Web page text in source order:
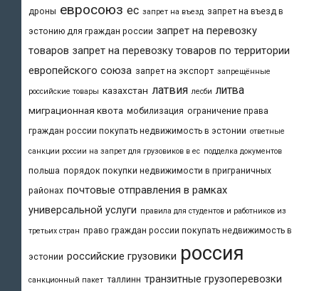
дроны евросоюз ес запрет на въезд запрет на въезд в
эстонию для граждан россии запрет на перевозку
товаров запрет на перевозку товаров по территории
европейского союза запрет на экспорт запрещённые
российские товары казахстан латвия лесби литва
миграционная квота мобилизация ограничение права
граждан россии покупать недвижимость в эстонии ответные
санкции россии на запрет для грузовиков в ес подделка документов
польша порядок покупки недвижимости в приграничных
районах почтовые отправления в рамках
универсальной услуги правила для студентов и работников из
третьих стран право граждан россии покупать недвижимость в
эстонии российские грузовики россия
санкционный пакет таллинн транзитные грузоперевозки